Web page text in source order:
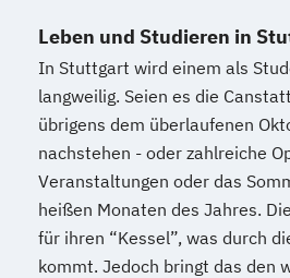
Leben und Studieren in
In Stuttgart wird einem als
langweilig. Seien es die
übrigens dem überlaufenen
nachstehen - oder zahlreiche
Veranstaltungen oder das
heißen Monaten des Jahres.
für ihren “Kessel”, was durch
kommt. Jedoch bringt das den